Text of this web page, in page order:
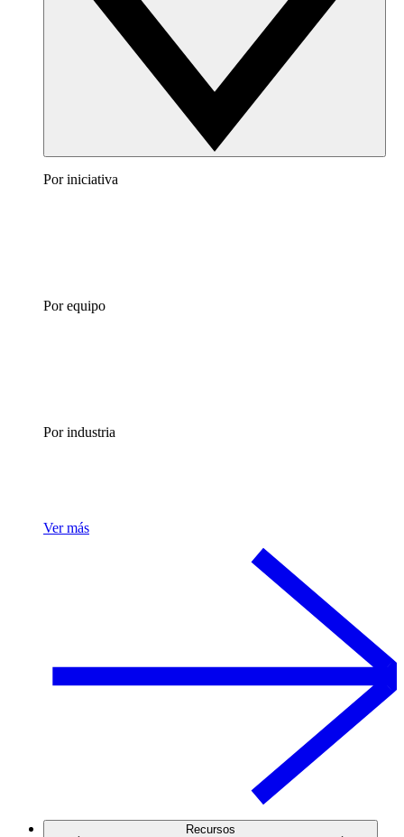
Por iniciativa
Por equipo
Por industria
Ver más
Recursos